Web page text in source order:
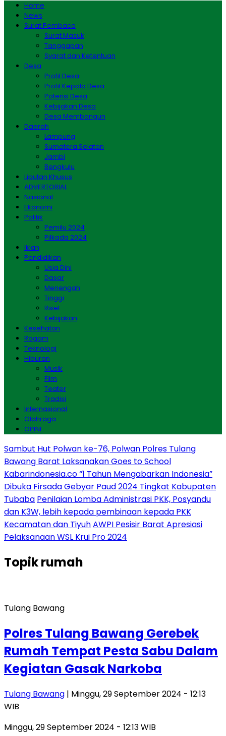
Home
News
Surat Pembaca
Surat Masuk
Tanggapan
Syarat dan Ketentuan
Desa
Profil Desa
Profil Kepala Desa
Potensi Desa
Kebijakan Desa
Desa Membangun
Daerah
Lampung
Sumatera Selatan
Jambi
Bengkulu
Liputan Khusus
ADVERTORIAL
Nasional
Ekonomi
Politik
Pemilu 2024
Pilkada 2024
Iklan
Pendidikan
Usia Dini
Dasar
Menengah
Tinggi
Riset
Kebijakan
Kesehatan
Ragam
Teknologi
Hiburan
Musik
Film
Teater
Tradisi
Internasional
Olahraga
OPINI
Sambut Hut Polwan ke-76, Polwan Polres Tulang
Bawang Barat Laksanakan Goes to School
Kabarindonesia.co “1 Tahun Mengabarkan Indonesia”
Dibuka Firsada Gebyar Paud 2024 Tingkat Kabupaten
Tubaba Penilaian Lomba Administrasi PKK, Posyandu
dan K3W, lebih kepada pembinaan kepada PKK
Kecamatan dan TiyuhAWPI Pesisir Barat Apresiasi
Pelaksanaan WSL Krui Pro 2024
Topikrumah
Tulang Bawang
Polres Tulang Bawang Gerebek
Rumah Tempat Pesta Sabu Dalam
Kegiatan Gasak Narkoba
Tulang Bawang | Minggu, 29 September 2024 - 12:13
WIB
Minggu, 29 September 2024 - 12:13 WIB